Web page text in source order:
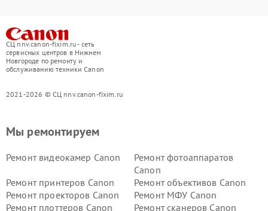
СЦ nnv.canon-fixim.ru - сеть
сервисных центров в Нижнем
Новгороде по ремонту и
обслуживанию техники Canon
2021-2026 © СЦ nnv.canon-fixim.ru
Мы ремонтируем
Ремонт видеокамер Canon
Ремонт фотоаппаратов
Canon
Ремонт принтеров Canon
Ремонт объективов Canon
Ремонт проекторов Canon
Ремонт МФУ Canon
Ремонт плоттеров Canon
Ремонт сканеров Canon